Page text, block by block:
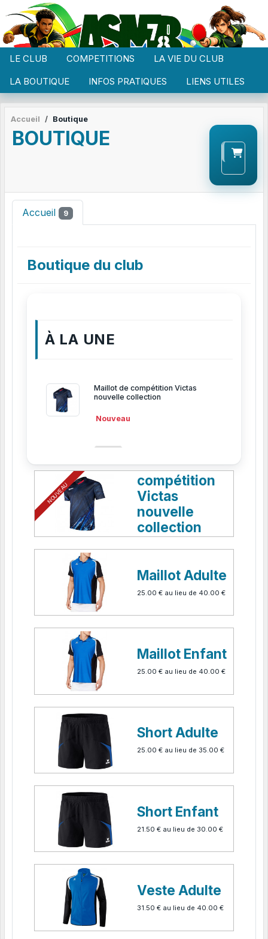
LE CLUB COMPETITIONS
LA VIE DU CLUB
LA BOUTIQUE
INFOS PRATIQUES LIENS UTILES
Accueil Boutique
BOUTIQUE
Accueil 9
Boutique du club
À LA UNE
Maillot de compétition Victas
nouvelle collection
Nouveau
Maillot de
compétition
Victas
nouvelle
collection
NOUVEAU
Maillot Adulte
25.00 € au lieu de 40.00 €
Maillot Enfant
25.00 € au lieu de 40.00 €
Short Adulte
25.00 € au lieu de 35.00 €
Short Enfant
21.50 € au lieu de 30.00 €
Veste Adulte
31.50 € au lieu de 40.00 €
Panneau de gestion des cookies